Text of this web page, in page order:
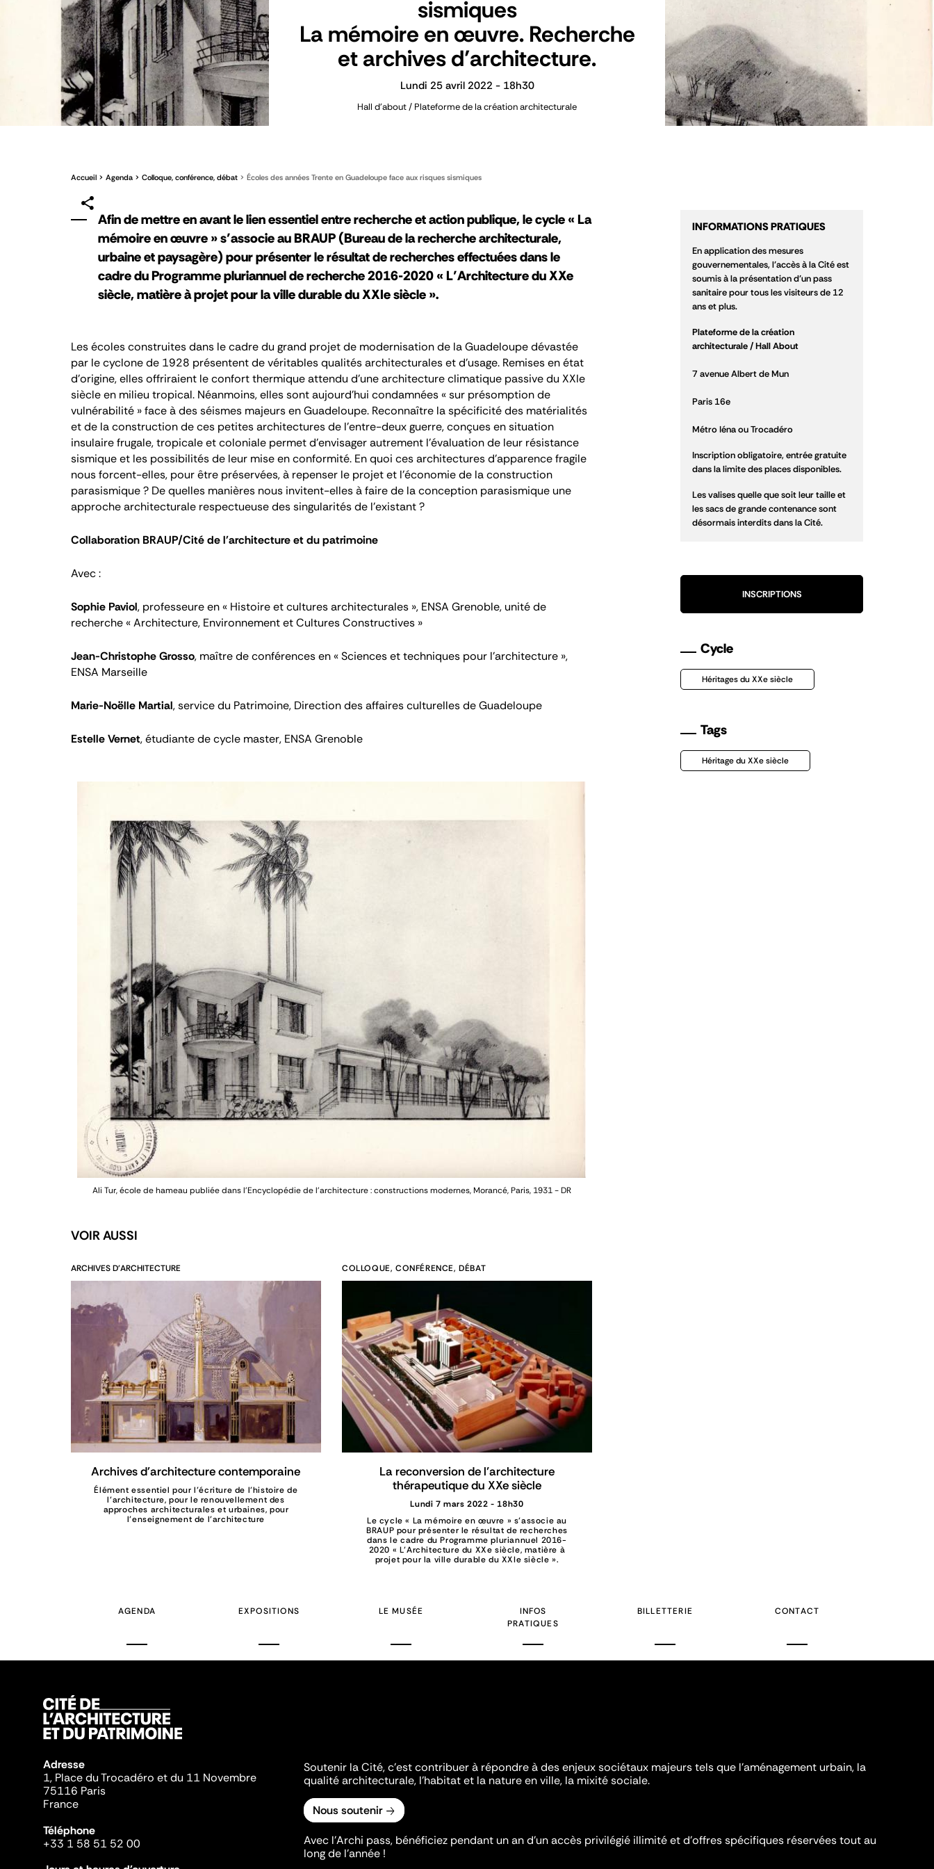
sismiques
La mémoire en œuvre. Recherche
et archives d’architecture.
Lundi 25 avril 2022 - 18h30
Hall d'about / Plateforme de la création architecturale
Accueil Agenda Colloque, conférence, débat Écoles des années Trente en Guadeloupe face aux risques sismiques
Afin de mettre en avant le lien essentiel entre recherche et action publique, le cycle « La
mémoire en œuvre » s’associe au BRAUP (Bureau de la recherche architecturale,
urbaine et paysagère) pour présenter le résultat de recherches effectuées dans le
cadre du Programme pluriannuel de recherche 2016-2020 « L’Architecture du XXe
siècle, matière à projet pour la ville durable du XXIe siècle ».
Les écoles construites dans le cadre du grand projet de modernisation de la Guadeloupe dévastée
par le cyclone de 1928 présentent de véritables qualités architecturales et d’usage. Remises en état
d’origine, elles offriraient le confort thermique attendu d’une architecture climatique passive du XXIe
siècle en milieu tropical. Néanmoins, elles sont aujourd’hui condamnées « sur présomption de
vulnérabilité » face à des séismes majeurs en Guadeloupe. Reconnaître la spécificité des matérialités
et de la construction de ces petites architectures de l’entre-deux guerre, conçues en situation
insulaire frugale, tropicale et coloniale permet d’envisager autrement l’évaluation de leur résistance
sismique et les possibilités de leur mise en conformité. En quoi ces architectures d’apparence fragile
nous forcent-elles, pour être préservées, à repenser le projet et l’économie de la construction
parasismique ? De quelles manières nous invitent-elles à faire de la conception parasismique une
approche architecturale respectueuse des singularités de l’existant ?
Collaboration BRAUP/Cité de l'architecture et du patrimoine
Avec :
Sophie Paviol, professeure en « Histoire et cultures architecturales », ENSA Grenoble, unité de
recherche « Architecture, Environnement et Cultures Constructives »
Jean-Christophe Grosso, maître de conférences en « Sciences et techniques pour l’architecture »,
ENSA Marseille
Marie-Noëlle Martial, service du Patrimoine, Direction des affaires culturelles de Guadeloupe
Estelle Vernet, étudiante de cycle master, ENSA Grenoble
Ali Tur, école de hameau publiée dans l’Encyclopédie de l’architecture : constructions modernes, Morancé, Paris, 1931 - DR
INFORMATIONS PRATIQUES
En application des mesures
gouvernementales, l’accès à la Cité est
soumis à la présentation d’un pass
sanitaire pour tous les visiteurs de 12
ans et plus.
Plateforme de la création
architecturale / Hall About
7 avenue Albert de Mun
Paris 16e
Métro Iéna ou Trocadéro
Inscription obligatoire, entrée gratuite
dans la limite des places disponibles.
Les valises quelle que soit leur taille et
les sacs de grande contenance sont
désormais interdits dans la Cité.
INSCRIPTIONS
Cycle
Héritages du XXe siècle
Tags
Héritage du XXe siècle
VOIR AUSSI
ARCHIVES D'ARCHITECTURE
Archives d'architecture contemporaine
Élément essentiel pour l’écriture de l’histoire de
l’architecture, pour le renouvellement des
approches architecturales et urbaines, pour
l’enseignement de l’architecture
COLLOQUE, CONFÉRENCE, DÉBAT
La reconversion de l’architecture
thérapeutique du XXe siècle
Lundi 7 mars 2022 - 18h30
Le cycle « La mémoire en œuvre » s’associe au
BRAUP pour présenter le résultat de recherches
dans le cadre du Programme pluriannuel 2016-
2020 « L’Architecture du XXe siècle, matière à
projet pour la ville durable du XXIe siècle ».
AGENDA EXPOSITIONS LE MUSÉE
INFOS
PRATIQUES
BILLETTERIE CONTACT
Adresse
1, Place du Trocadéro et du 11 Novembre
75116 Paris
France
Téléphone
+33 1 58 51 52 00
Soutenir la Cité, c'est contribuer à répondre à des enjeux sociétaux majeurs tels que l'aménagement urbain, la
qualité architecturale, l'habitat et la nature en ville, la mixité sociale.
Nous soutenir
Avec l’Archi pass, bénéficiez pendant un an d’un accès privilégié illimité et d’offres spécifiques réservées tout au
long de l’année !